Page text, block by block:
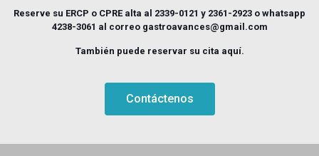
Reserve su ERCP o CPRE alta al 2339-0121 y 2361-2923 o whatsapp
4238-3061 al correo gastroavances@gmail.com
También puede reservar su cita aquí.
Contáctenos